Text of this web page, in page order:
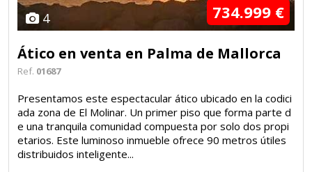
4 734.999 €
Ático en venta en Palma de Mallorca
Ref. 01687
Presentamos este espectacular ático ubicado en la codici
ada zona de El Molinar. Un primer piso que forma parte d
e una tranquila comunidad compuesta por solo dos propi
etarios. Este luminoso inmueble ofrece 90 metros útiles
distribuidos inteligente...